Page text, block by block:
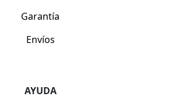
Garantía
Envíos
AYUDA